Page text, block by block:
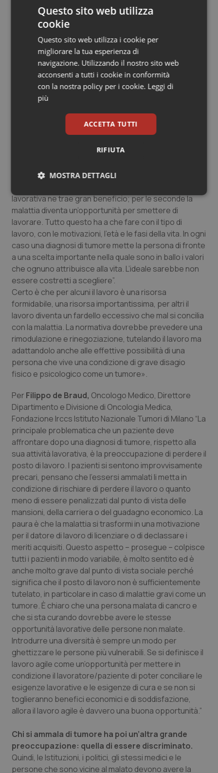
necessaria per motivi economici e di identità e ruolo
personale. La malattia non può e non deve spazzare
via una vita di lavoro, soprattutto se ci sono le
condizioni per proseguire l’attività che va garantita e
tutelata. Naturalmente molto dipende dalle singole
situazioni, dal tipo di lavoro, dalle aspettative,
dall’attaccamento al lavoro e dai bisogni che sono
diversi per ogni persona.
Diciamo, dunque, che se il valore intrinseco del lavoro
deve essere garantito, la qualità e la modalità del
lavoro non è solo risolvibile con il lavoro agile. Ci sono
una risorsa della loro vita, un valore importante; altre
traggono grandi soddisfazioni dal lavoro, per cui la
lavorativa ne trae gran beneficio; per le seconde la
malattia diventa un’opportunità per smettere di
lavorare. Tutto questo ha a che fare con il tipo di
lavoro, con le motivazioni, l’età e le fasi della vita. In ogni
caso una diagnosi di tumore mette la persona di fronte
a una scelta importante nella quale sono in ballo i valori
che ognuno attribuisce alla vita. L’ideale sarebbe non
essere costretti a scegliere”.
Certo è che per alcuni il lavoro è una risorsa
formidabile, una risorsa importantissima, per altri il
lavoro diventa un fardello eccessivo che mal si concilia
con la malattia. La normativa dovrebbe prevedere una
rimodulazione e rinegoziazione, tutelando il lavoro ma
adattandolo anche alle effettive possibilità di una
persona che vive una condizione di grave disagio
fisico e psicologico come un tumore».
Per Filippo de Braud, Oncologo Medico, Direttore
Dipartimento e Divisione di Oncologia Medica,
Fondazione Irccs Istituto Nazionale Tumori di Milano “La
principale problematica che un paziente deve
affrontare dopo una diagnosi di tumore, rispetto alla
sua attività lavorativa, è la preoccupazione di perdere il
posto di lavoro. I pazienti si sentono improvvisamente
precari, pensano che l’essersi ammalati li metta in
condizione di rischiare di perdere il lavoro o quanto
meno di essere penalizzati dal punto di vista delle
mansioni, della carriera o del guadagno economico. La
paura è che la malattia si trasformi in una motivazione
per il datore di lavoro di licenziare o di declassare i
meriti acquisiti. Questo aspetto – prosegue – colpisce
tutti i pazienti in modo variabile, è molto sentito ed è
anche molto grave dal punto di vista sociale perché
significa che il posto di lavoro non è sufficientemente
tutelato, in particolare in caso di malattie gravi come un
tumore. È chiaro che una persona malata di cancro e
che si sta curando dovrebbe avere le stesse
opportunità lavorative delle persone non malate.
Introdurre una diversità è sempre un modo per
ghettizzare le persone più vulnerabili. Se si definisce il
lavoro agile come un’opportunità per mettere in
condizione il lavoratore/paziente di poter conciliare le
esigenze lavorative e le esigenze di cura e se non si
toglieranno benefici economici e di soddisfazione,
allora il lavoro agile è davvero una buona opportunità.”
Chi si ammala di tumore ha poi un’altra grande
preoccupazione: quella di essere discriminato.
Quindi, le Istituzioni, i politici, gli stessi medici e le
persone che sono vicine al malato devono avere la
Questo sito web utilizza
cookie
Questo sito web utilizza i cookie per
migliorare la tua esperienza di
navigazione. Utilizzando il nostro sito web
acconsenti a tutti i cookie in conformità
con la nostra policy per i cookie. Leggi di
più
ACCETTA TUTTI
RIFIUTA
MOSTRA DETTAGLI
Necessari Statistici Marketing
Necessari Statistici Marketing
I cookie necessari contribuiscono a rendere fruibile il
sito web abilitandone funzionalità di base quali la
navigazione sulle pagine e l'accesso alle aree
protette del sito. Il sito web non è in grado di
funzionare correttamente senza questi cookie.
Nome
Fornitore/Dominio
VISITOR_PRIVACY_METADATA
YouTube
.youtube.com
CookieScriptConsent
CookieScript
tracking-enable
tracking-sites-ironfish-
session-id
www.quotidianosanita.it
_ga
Google LLC
.quotidianosanita.it